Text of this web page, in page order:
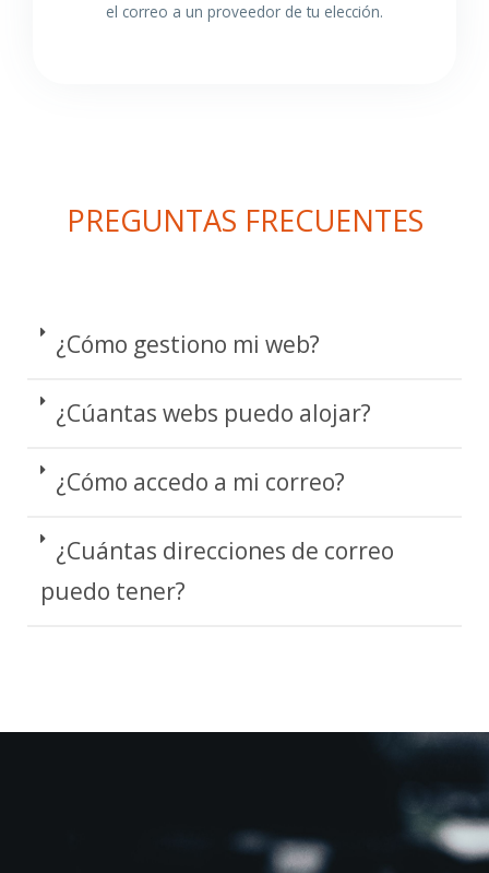
el correo a un proveedor de tu elección.
PREGUNTAS FRECUENTES
¿Cómo gestiono mi web?
¿Cúantas webs puedo alojar?
¿Cómo accedo a mi correo?
¿Cuántas direcciones de correo
puedo tener?